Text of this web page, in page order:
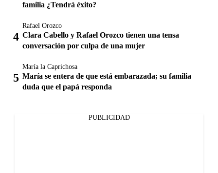
familia ¿Tendrá éxito?
Rafael Orozco
Clara Cabello y Rafael Orozco tienen una tensa
conversación por culpa de una mujer
María la Caprichosa
María se entera de que está embarazada; su familia
duda que el papá responda
PUBLICIDAD